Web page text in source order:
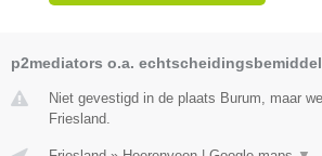
p2mediators o.a.
Niet gevestigd in de plaats Burum, maar
Friesland.